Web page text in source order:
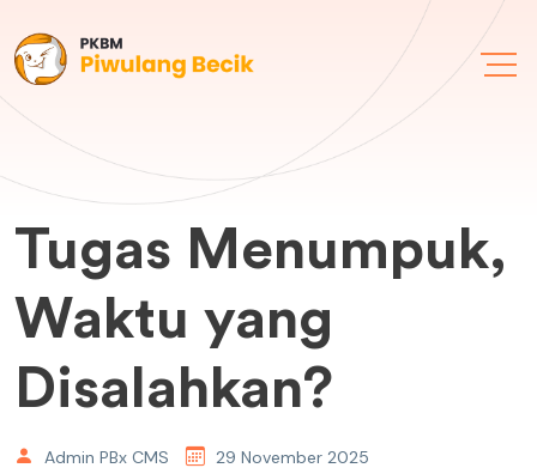
Tugas Menumpuk,
Waktu yang
Disalahkan?
Admin PBx CMS 29 November 2025